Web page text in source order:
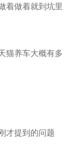
着做着就到坑里
猫养车大概有多
才提到的问题